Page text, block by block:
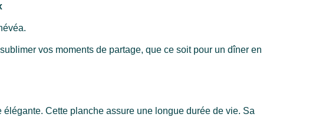
vos moments de partage, que ce soit pour un dîner en
Cette planche assure une longue durée de vie. Sa